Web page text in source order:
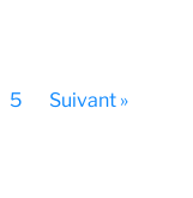
5 Suivant »